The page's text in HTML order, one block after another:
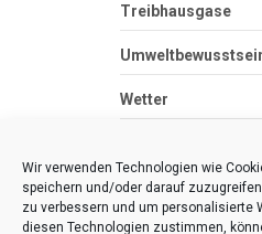
Wir verwenden Technologien wie
speichern und/oder darauf
zu verbessern und um personalisierte
diesen Technologien zustimmen,
Treibhausgase
Wetter